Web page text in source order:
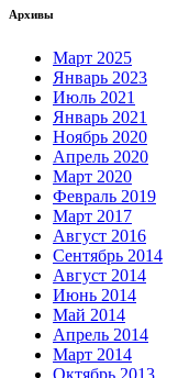
Архивы
Март 2025
Январь 2023
Июль 2021
Январь 2021
Ноябрь 2020
Апрель 2020
Март 2020
Февраль 2019
Март 2017
Август 2016
Сентябрь 2014
Август 2014
Июнь 2014
Май 2014
Апрель 2014
Март 2014